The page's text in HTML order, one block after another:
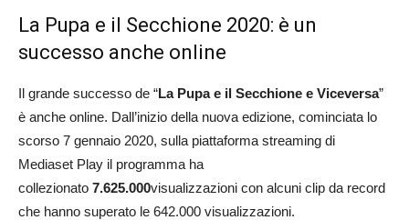
La Pupa e il Secchione 2020: è un
successo anche online
Il grande successo de “La Pupa e il Secchione e Viceversa”
è anche online. Dall’inizio della nuova edizione, cominciata lo
scorso 7 gennaio 2020, sulla piattaforma streaming di
Mediaset Play il programma ha
collezionato 7.625.000visualizzazioni con alcuni clip da record
che hanno superato le 642.000 visualizzazioni.